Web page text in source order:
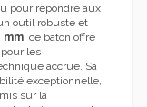
pour répondre aux
outil robuste et
, ce bâton offre
les
accrue. Sa
exceptionnelle,
sur la